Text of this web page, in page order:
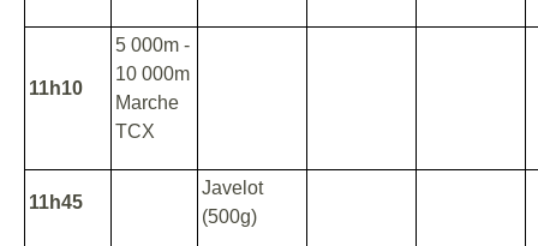
11h10
5 000m -
10 000m
Marche
TCX
11h45
Javelot
(500g)